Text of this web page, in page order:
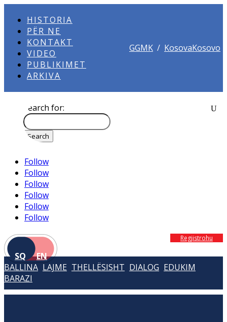
HISTORIA
PËR NE
KONTAKT
VIDEO
PUBLIKIMET
ARKIVA
GGMK / KosovaKosovo
Search for:
Follow
Follow
Follow
Follow
Follow
Follow
SQ EN
Regjistrohu
BALLINA LAJME THELLËSISHT DIALOG EDUKIM
BARAZI